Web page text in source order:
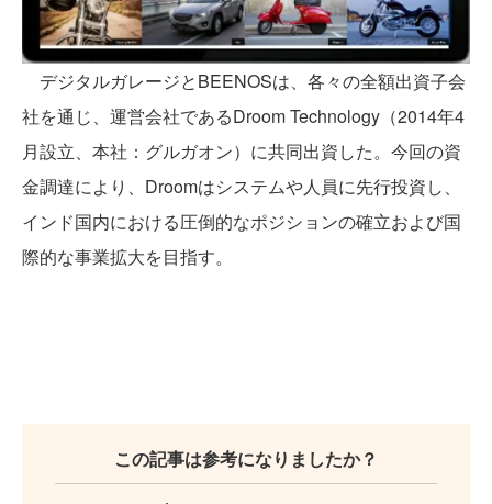
デジタルガレージとBEENOSは、各々の全額出資子会
社を通じ、運営会社であるDroom Technology（2014年4
月設立、本社：グルガオン）に共同出資した。今回の資
金調達により、Droomはシステムや人員に先行投資し、
インド国内における圧倒的なポジションの確立および国
際的な事業拡大を目指す。
この記事は参考になりましたか？